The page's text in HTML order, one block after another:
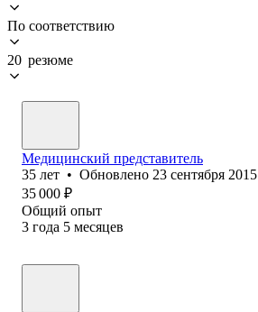
По соответствию
20 резюме
Медицинский представитель
35 лет • Обновлено 23 сентября 2015
35 000 ₽
Общий опыт
3 года 5 месяцев